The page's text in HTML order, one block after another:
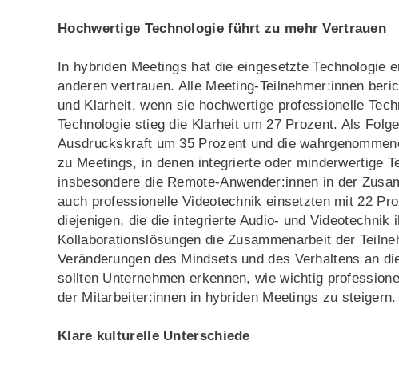
Hochwertige Technologie führt zu mehr Vertrauen
In hybriden Meetings hat die eingesetzte Technologie
anderen vertrauen. Alle Meeting-Teilnehmer:innen
und Klarheit, wenn sie hochwertige professionelle
Technologie stieg die Klarheit um 27 Prozent. Als
Ausdruckskraft um 35 Prozent und die
zu Meetings, in denen integrierte oder minderwertige
insbesondere die Remote-Anwender:innen in der
auch professionelle Videotechnik einsetzten mit 22
diejenigen, die die integrierte Audio- und
Kollaborationslösungen die Zusammenarbeit der
Veränderungen des Mindsets und des Verhaltens an
sollten Unternehmen erkennen, wie wichtig
der Mitarbeiter:innen in hybriden Meetings zu steigern.
Klare kulturelle Unterschiede